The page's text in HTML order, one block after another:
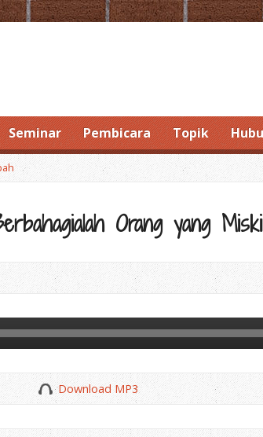
Seminar Pembicara Topik
Orang yang
Download MP3